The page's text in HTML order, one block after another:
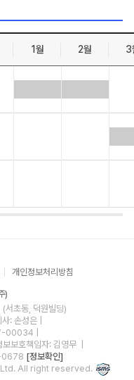
1월 2월 3
개인정보처리방침
)
초동, 덕원빌딩)
: 손성은 |
00034
보보호책임자: 김영무
0678 [정보확인]
All right reserved.